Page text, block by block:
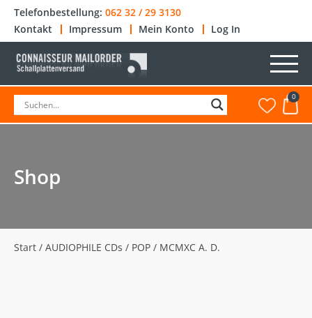
Telefonbestellung: 062 32 / 29 3130
Kontakt
Impressum Mein Konto Log In
0
Shop
Start / AUDIOPHILE CDs / POP / MCMXC A. D.